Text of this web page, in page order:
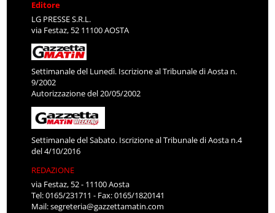
Editore
LG PRESSE S.R.L.
via Festaz, 52 11100 AOSTA
Settimanale del Lunedì. Iscrizione al Tribunale di Aosta n.
9/2002
Autorizzazione del 20/05/2002
Settimanale del Sabato. Iscrizione al Tribunale di Aosta n.4
del 4/10/2016
REDAZIONE
via Festaz, 52 - 11100 Aosta
Tel: 0165/231711 - Fax: 0165/1820141
Mail:segreteria@gazzettamatin.com